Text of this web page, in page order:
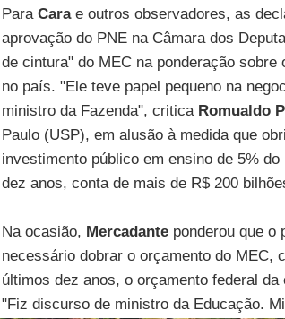
Para Cara e outros observadores, as
aprovação do PNE na Câmara dos
de cintura" do MEC na ponderação
no país. "Ele teve papel pequeno na
ministro da Fazenda", critica Romualdo
Paulo (USP), em alusão à medida que
investimento público em ensino de 5%
dez anos, conta de mais de R$ 200
Na ocasião, Mercadante ponderou que
necessário dobrar o orçamento do MEC,
últimos dez anos, o orçamento federal
"Fiz discurso de ministro da Educação.